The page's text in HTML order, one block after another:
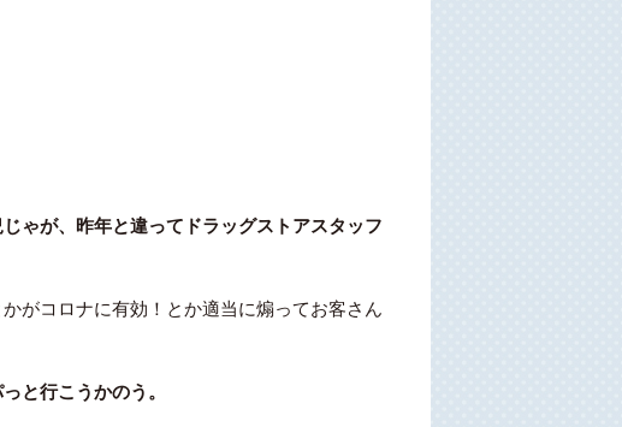
ゃが、昨年と違ってドラッグストアスタッフ
がコロナに有効！とか適当に煽ってお客さん
と行こうかのう。